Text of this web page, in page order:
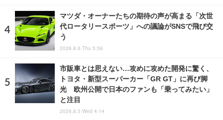
マツダ・オーナーたちの期待の声が高まる「次世
代ロータリースポーツ」への議論がSNSで飛び交
う
2026.8.6 Thu 5:56
市販車とは思えない…攻めに攻めた開発に驚く、
トヨタ・新型スーパーカー「GR GT」に再び脚
光 欧州公開で日本のファンも「乗ってみたい」
と注目
2026.8.5 Wed 4:14